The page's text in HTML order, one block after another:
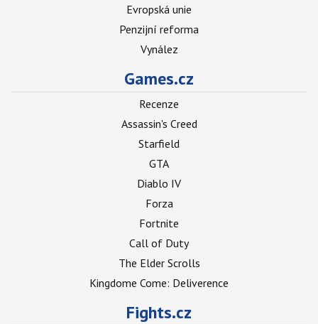
Evropská unie
Penzijní reforma
Vynález
Games.cz
Recenze
Assassin's Creed
Starfield
GTA
Diablo IV
Forza
Fortnite
Call of Duty
The Elder Scrolls
Kingdome Come: Deliverence
Fights.cz